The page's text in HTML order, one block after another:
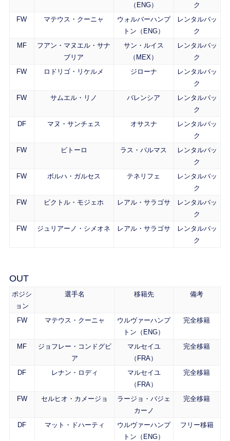
（ENG）
ク
FW
マテウス・クーニャ
ウォルバーハンプ
トン（ENG）
レンタルバッ
ク
MF
フアン・マヌエル・サナ
ブリア
サン・ルイス
（MEX）
レンタルバッ
ク
FW
ロドリゴ・リケルメ ジローナ
レンタルバッ
ク
FW
サムエル・リノ バレンシア
レンタルバッ
ク
DF
マヌ・サンチェス オサスナ
レンタルバッ
ク
FW
ビトーロ ラス・パルマス
レンタルバッ
ク
FW
ボルハ・ガルセス テネリフェ
レンタルバッ
ク
FW
ビクトル・モジェホ レアル・サラゴサ
レンタルバッ
ク
FW
ジュリアーノ・シメオネ レアル・サラゴサ
レンタルバッ
ク
OUT
ポジシ
ョン
選手名 移籍先 備考
FW マテウス・クーニャ
ウルヴァーハンプ
トン（ENG）
完全移籍
MF
ジョフレー・コンドグビ
ア
マルセイユ
（FRA）
完全移籍
DF レナン・ロディ
マルセイユ
（FRA）
完全移籍
FW セルヒオ・カメージョ
ラージョ・バジェ
カーノ
完全移籍
DF マット・ドハーティ
ウルヴァーハンプ
トン（ENG）
フリー移籍